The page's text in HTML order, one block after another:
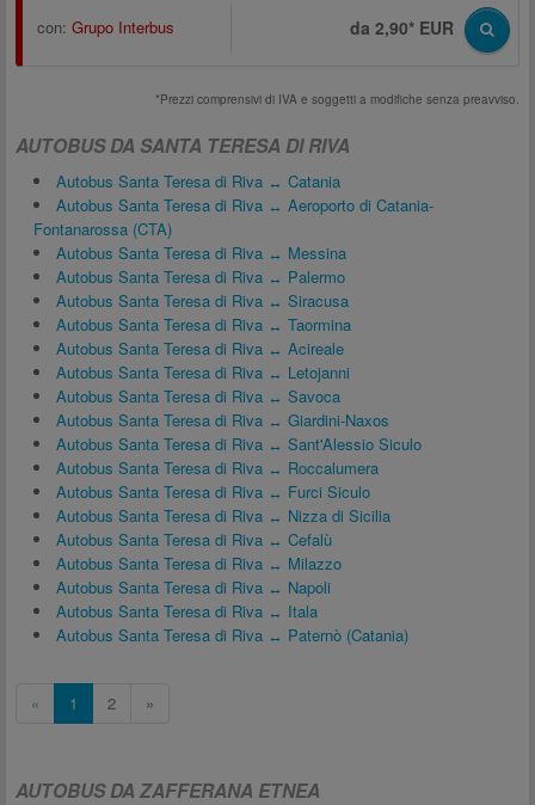
con: Grupo Interbus da 2,90* EUR
*Prezzi comprensivi di IVA e soggetti a modifiche senza preavviso.
AUTOBUS DA SANTA TERESA DI RIVA
Autobus Santa Teresa di Riva ↔ Catania
Autobus Santa Teresa di Riva ↔ Aeroporto di Catania-
Fontanarossa (CTA)
Autobus Santa Teresa di Riva ↔ Messina
Autobus Santa Teresa di Riva ↔ Palermo
Autobus Santa Teresa di Riva ↔ Siracusa
Autobus Santa Teresa di Riva ↔ Taormina
Autobus Santa Teresa di Riva ↔ Acireale
Autobus Santa Teresa di Riva ↔ Letojanni
Autobus Santa Teresa di Riva ↔ Savoca
Autobus Santa Teresa di Riva ↔ Giardini-Naxos
Autobus Santa Teresa di Riva ↔ Sant'Alessio Siculo
Autobus Santa Teresa di Riva ↔ Roccalumera
Autobus Santa Teresa di Riva ↔ Furci Siculo
Autobus Santa Teresa di Riva ↔ Nizza di Sicilia
Autobus Santa Teresa di Riva ↔ Cefalù
Autobus Santa Teresa di Riva ↔ Milazzo
Autobus Santa Teresa di Riva ↔ Napoli
Autobus Santa Teresa di Riva ↔ Itala
Autobus Santa Teresa di Riva ↔ Paternò (Catania)
« 1 2 »
AUTOBUS DA ZAFFERANA ETNEA